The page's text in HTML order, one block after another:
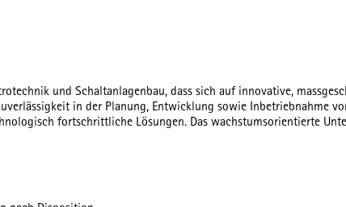
und Schaltanlagenbau, dass sich auf innovative,
in der Planung, Entwicklung sowie Inbetriebnahme
fortschrittliche Lösungen. Das wachstumsorientierte